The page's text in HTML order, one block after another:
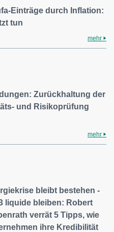
Einträge durch Inflation:
tun
mehr
Zurückhaltung der
und Risikoprüfung
mehr
bleibt bestehen -
liquide bleiben: Robert
verrät 5 Tipps, wie
ihre Kredibilität